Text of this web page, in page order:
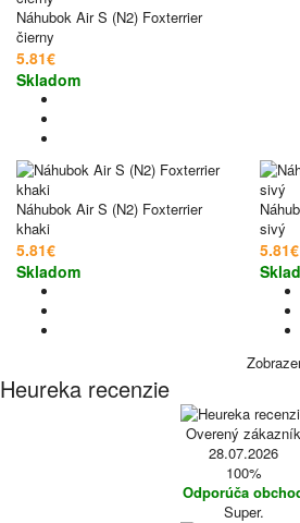
Náhubok Air S (N2) Foxterrier
čierny
5.81€
Skladom
Náhubok Air S (N2) Foxterrier
khaki
5.81€
Skladom
sivý
5.81€
Heureka recenzie
Overený zákazník
28.07.2026
100%
Odporúča
Super.